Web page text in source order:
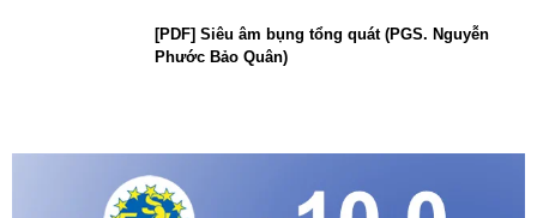
[PDF] Siêu âm bụng tổng quát (PGS. Nguyễn
Phước Bảo Quân)